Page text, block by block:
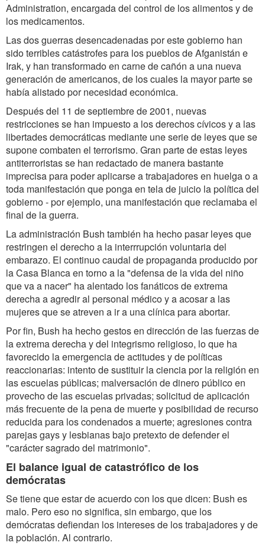
Administration, encargada del control de los alimentos y de
los medicamentos.
Las dos guerras desencadenadas por este gobierno han
sido terribles catástrofes para los pueblos de Afganistán e
Irak, y han transformado en carne de cañón a una nueva
generación de americanos, de los cuales la mayor parte se
había alistado por necesidad económica.
Después del 11 de septiembre de 2001, nuevas
restricciones se han impuesto a los derechos cívicos y a las
libertades democráticas mediante une serie de leyes que se
supone combaten el terrorismo. Gran parte de estas leyes
antiterroristas se han redactado de manera bastante
imprecisa para poder aplicarse a trabajadores en huelga o a
toda manifestación que ponga en tela de juicio la política del
gobierno - por ejemplo, una manifestación que reclamaba el
final de la guerra.
La administración Bush también ha hecho pasar leyes que
restringen el derecho a la interrrupción voluntaria del
embarazo. El continuo caudal de propaganda producido por
la Casa Blanca en torno a la "defensa de la vida del niño
que va a nacer" ha alentado los fanáticos de extrema
derecha a agredir al personal médico y a acosar a las
mujeres que se atreven a ir a una clínica para abortar.
Por fin, Bush ha hecho gestos en dirección de las fuerzas de
la extrema derecha y del integrismo religioso, lo que ha
favorecido la emergencia de actitudes y de políticas
reaccionarias: intento de sustituir la ciencia por la religión en
las escuelas públicas; malversación de dinero público en
provecho de las escuelas privadas; solicitud de aplicación
más frecuente de la pena de muerte y posibilidad de recurso
reducida para los condenados a muerte; agresiones contra
parejas gays y lesbianas bajo pretexto de defender el
"carácter sagrado del matrimonio".
El balance igual de catastrófico de los
demócratas
Se tiene que estar de acuerdo con los que dicen: Bush es
malo. Pero eso no significa, sin embargo, que los
demócratas defiendan los intereses de los trabajadores y de
la población. Al contrario.